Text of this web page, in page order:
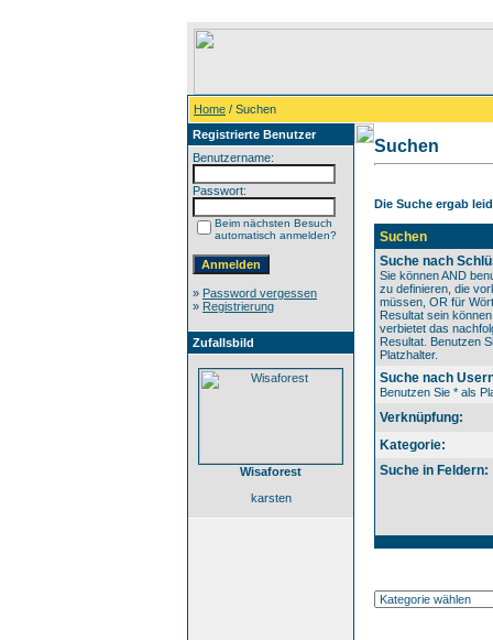
Home / Suchen
Registrierte Benutzer
Benutzername:
Passwort:
Beim nächsten Besuch
automatisch anmelden?
» Password vergessen
» Registrierung
Zufallsbild
Wisaforest
karsten
Suchen
Die Suche ergab
Suchen
Suche nach
Sie können AND
zu definieren, die
müssen, OR für
Resultat sein
verbietet das
Resultat. Benutzen
Platzhalter.
Suche nach
Benutzen Sie * als
Verknüpfung:
Kategorie:
Suche in Feldern: